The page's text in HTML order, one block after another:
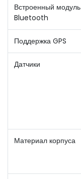
Встроенный модуль
Bluetooth
Поддержка GPS
Датчики
Материал корпуса